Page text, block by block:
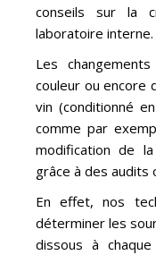
conseils sur la
laboratoire interne.
Les
couleur ou encore
vin (conditionné
comme par
modification de
grâce à des audits
En effet, nos
déterminer les
dissous à